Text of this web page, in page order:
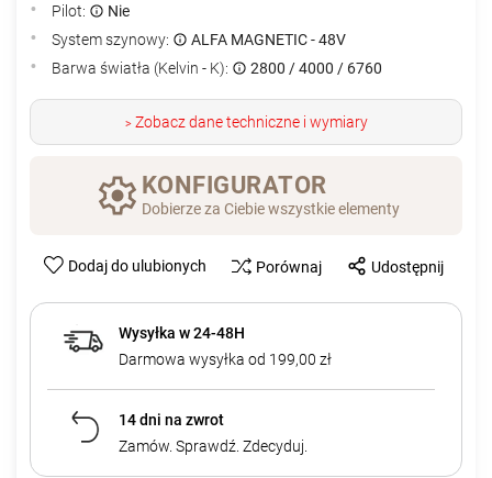
Pilot:
Nie
System szynowy:
ALFA MAGNETIC - 48V
Barwa światła (Kelvin - K):
2800 / 4000 / 6760
>Zobacz dane techniczne i wymiary
KONFIGURATOR
Dobierze za Ciebie wszystkie elementy
Dodaj do ulubionych Porównaj Udostępnij
Wysyłka w 24-48H
Darmowa wysyłka od 199,00 zł
14 dni na zwrot
Zamów. Sprawdź. Zdecyduj.